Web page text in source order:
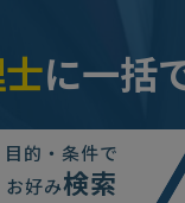
に一括
目的・条件で
お好み検索